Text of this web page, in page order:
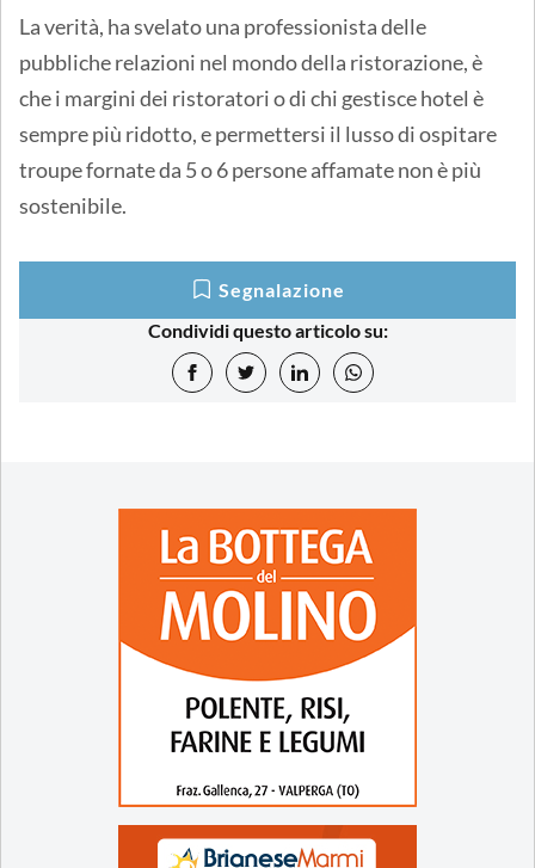
La verità, ha svelato una professionista delle
pubbliche relazioni nel mondo della ristorazione, è
che i margini dei ristoratori o di chi gestisce hotel è
sempre più ridotto, e permettersi il lusso di ospitare
troupe fornate da 5 o 6 persone affamate non è più
sostenibile.
Segnalazione
Condividi questo articolo su: